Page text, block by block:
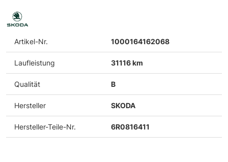
Artikel-Nr. 1000164162068
Laufleistung 31116 km
Qualität B
Hersteller SKODA
Hersteller-Teile-Nr. 6R0816411